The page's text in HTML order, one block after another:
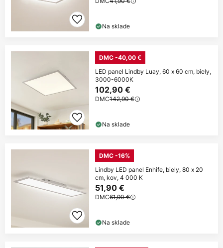
Na sklade
DMC -40,00 €
LED panel Lindby Luay, 60 x 60 cm, biely,
3000-6000K
102,90 €
DMC142,90 €
Na sklade
DMC -16%
Lindby LED panel Enhife, biely, 80 x 20
cm, kov, 4 000 K
51,90 €
DMC61,90 €
Na sklade